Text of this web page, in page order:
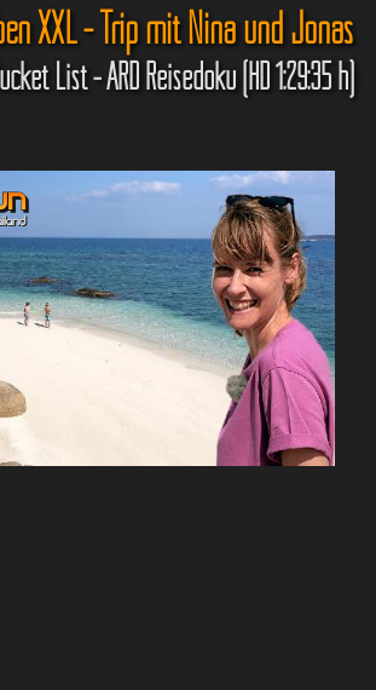
XXL - Trip mit Nina und Jonas
List - ARD Reisedoku (HD 1:29:35 h)